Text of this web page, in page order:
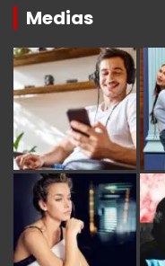
Medias